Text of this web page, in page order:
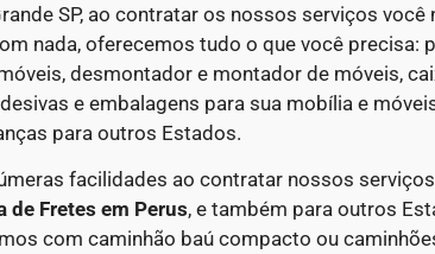
SP, ao contratar os nossos serviços você
nada, oferecemos tudo o que você precisa:
desmontador e montador de móveis,
e embalagens para sua mobília e
para outros Estados.
facilidades ao contratar nossos
de Fretes em Perus, e também para outros
com caminhão baú compacto ou